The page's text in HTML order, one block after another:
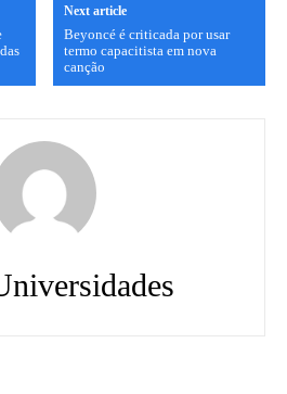
Next article
Beyoncé é criticada por usar
termo capacitista em nova
canção